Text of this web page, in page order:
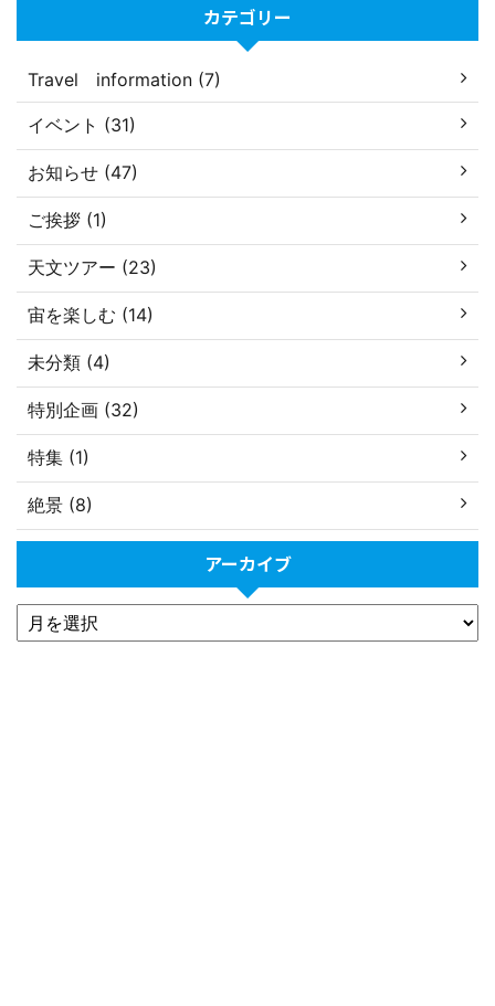
カテゴリー
Travel information (7)
イベント (31)
お知らせ (47)
ご挨拶 (1)
天文ツアー (23)
宙を楽しむ (14)
未分類 (4)
特別企画 (32)
特集 (1)
絶景 (8)
アーカイブ